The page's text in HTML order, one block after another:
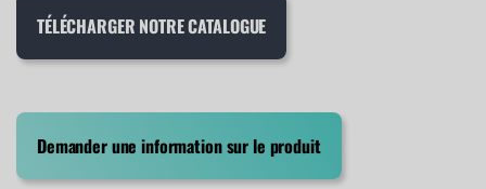
TÉLÉCHARGER NOTRE CATALOGUE
Demander une information sur le produit